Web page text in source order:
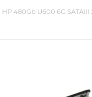
480Gb U600 6G SATAIII